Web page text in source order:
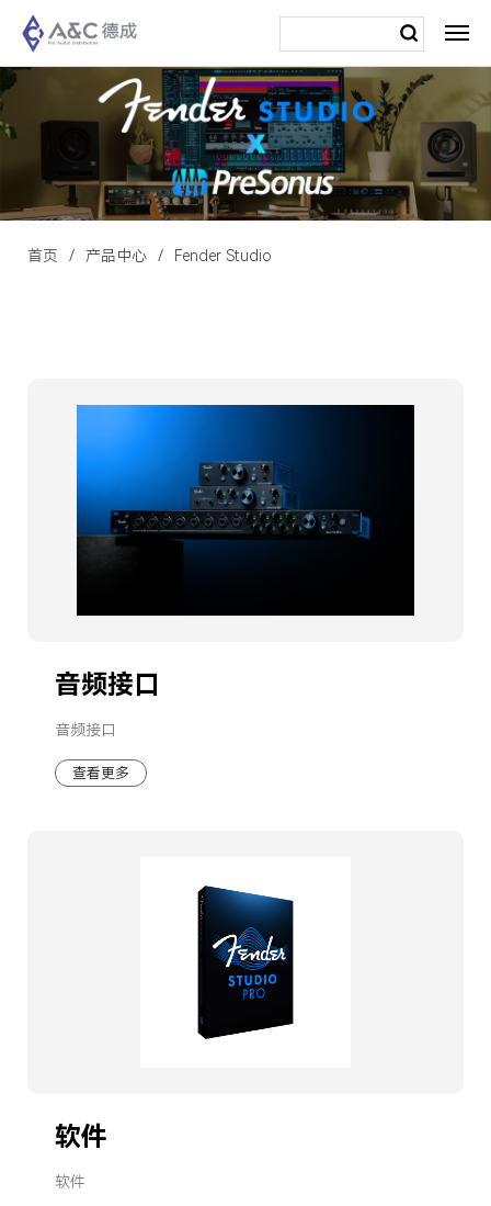
首页 产品中心 Fender Studio
音频接口
音频接口
查看更多
软件
软件